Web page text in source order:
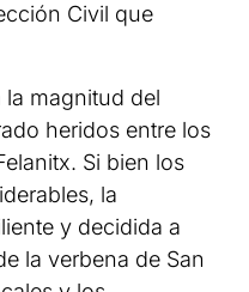
Civil que
magnitud del
heridos entre los
Si bien los
la
y decidida a
la verbena de San